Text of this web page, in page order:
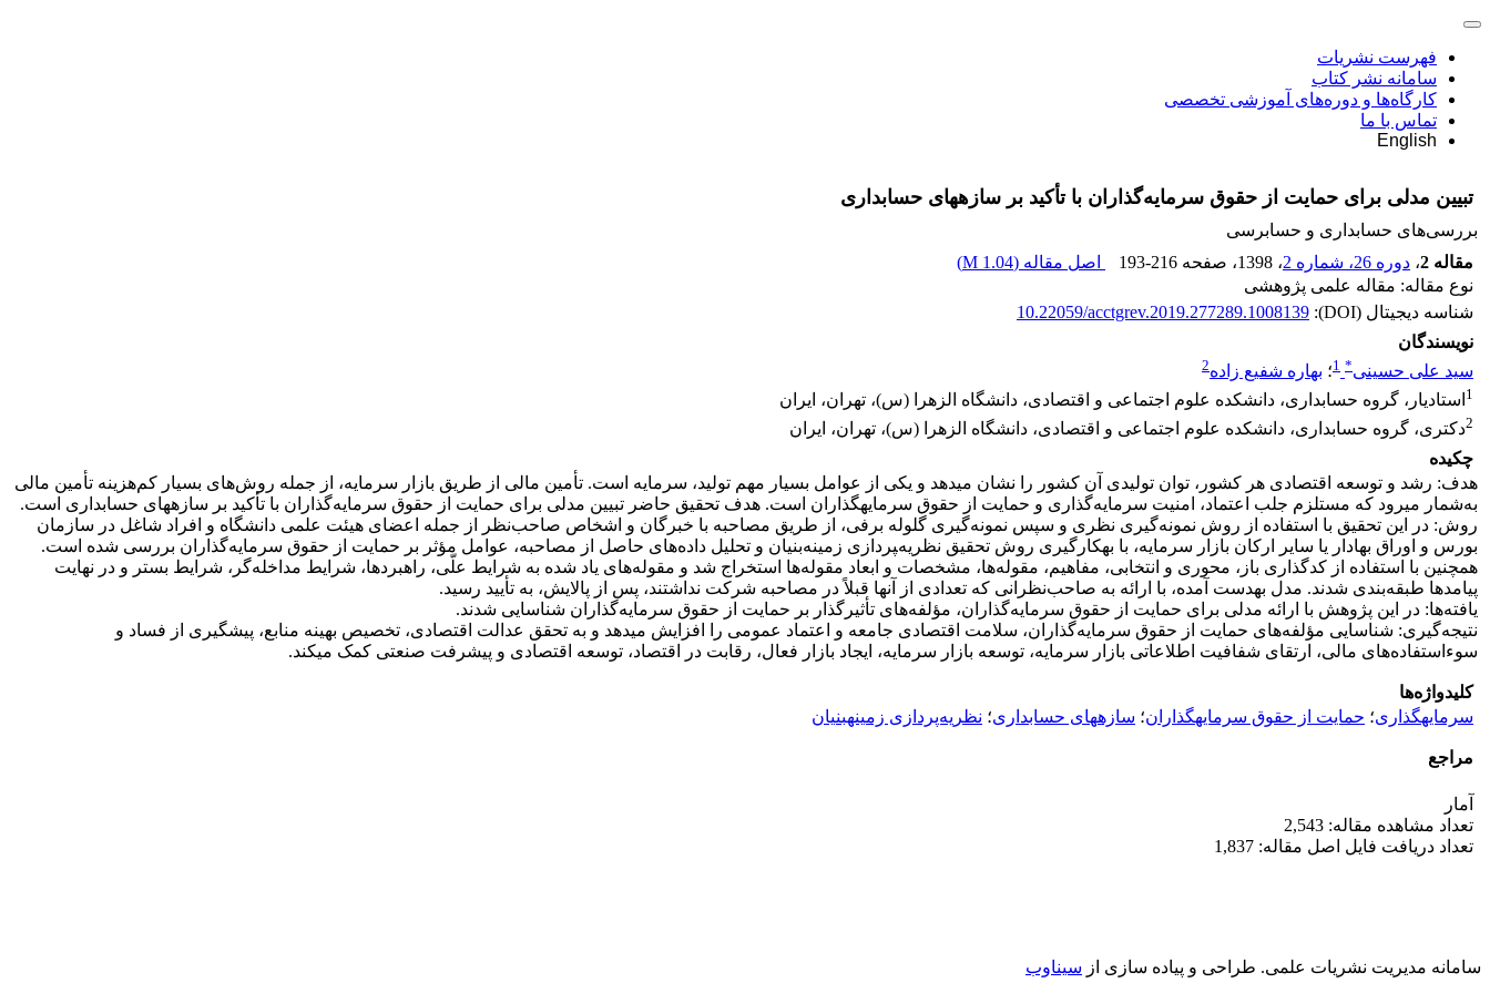
فهرست نشریات
سامانه نشر کتاب
کارگاه‌ها و دوره‌های آموزشی تخصصی
تماس با ما
English
تبیین مدلی برای حمایت از حقوق سرمایه‌گذاران با تأکید بر سازه‎های حسابداری
بررسی‏‌های حسابداری و حسابرسی
مقاله 2
، دوره 26، شماره 2 ، 1398 ، صفحه 193-216 اصل مقاله (1.04 M
)
نوع مقاله: مقاله علمی پژوهشی
شناسه دیجیتال (DOI):
10.22059/acctgrev.2019.277289.1008139
نویسندگان
سید علی حسینی*
1؛ بهاره شفیع زاده2
1 استادیار، گروه حسابداری، دانشکده علوم اجتماعی و اقتصادی، دانشگاه الزهرا (س)، تهران، ایران
2دکتری، گروه حسابداری، دانشکده علوم اجتماعی و اقتصادی، دانشگاه الزهرا (س)، تهران، ایران
چکیده
هدف: رشد و توسعه اقتصادی هر کشور، توان تولیدی آن کشور را نشان می‎دهد و یکی از عوامل بسیار مهم تولید، سرمایه است. تأمین مالی از طریق بازار سرمایه، از جمله روش‌های بسیار کم‌هزینه تأمین مالی
به‌شمار می‎رود که مستلزم جلب اعتماد، امنیت سرمایه‌گذاری و حمایت از حقوق سرمایه‎گذاران است. هدف تحقیق حاضر تبیین مدلی برای حمایت از حقوق سرمایه‌گذاران با تأکید بر سازه‎های حسابداری است.
روش: در این تحقیق با استفاده از روش نمونه‌گیری نظری و سپس نمونه‌گیری گلوله برفی، از طریق مصاحبه با خبرگان و اشخاص صاحب‌نظر از جمله اعضای هیئت علمی دانشگاه و افراد شاغل در سازمان
بورس و اوراق بهادار یا سایر ارکان بازار سرمایه، با به‎کارگیری روش تحقیق نظریه‌‍‍‍‍‍‍‍‍‍‍‍‍‍‍‍‍‍‍‍‍‍‍‍‍‍‍‍‍‍پردازی زمینه‌بنیان و تحلیل داده‌های حاصل از مصاحبه، عوامل مؤثر بر حمایت از حقوق سرمایه‌گذاران بررسی شده است.
همچنین با استفاده از کدگذاری باز، محوری و انتخابی، مفاهیم، مقوله‌ها، مشخصات و ابعاد مقوله‌ها استخراج شد و مقوله‌های یاد شده به شرایط علّی، راهبردها، شرایط مداخله‌گر، شرایط بستر و در نهایت
پیامدها طبقه‌بندی شدند. مدل به‎دست آمده، با ارائه به صاحب‌نظرانی که تعدادی از آنها قبلاً در مصاحبه شرکت نداشتند، پس از پالایش، به تأیید رسید.
یافته‌ها: در این پژوهش با ارائه مدلی برای حمایت از حقوق سرمایه‌گذاران، مؤلفه‌های تأثیرگذار بر حمایت از حقوق سرمایه‌گذاران شناسایی شدند.
نتیجه‌گیری: شناسایی مؤلفه‌های حمایت از حقوق سرمایه‌گذاران، سلامت اقتصادی جامعه و اعتماد عمومی را افزایش می‎دهد و به تحقق عدالت اقتصادی، تخصیص بهینه منابع، پیشگیری از فساد و
سوءاستفاده‌های مالی، ارتقای شفافیت اطلاعاتی بازار سرمایه، توسعه بازار سرمایه، ایجاد بازار فعال، رقابت در اقتصاد، توسعه اقتصادی و پیشرفت صنعتی کمک می‎کند.
کلیدواژه‌ها
سرمایه‎گذاری
؛ حمایت از حقوق سرمایه‎گذاران ؛ سازه‎های حسابداری ؛ نظریه‌پردازی زمینه‎بنیان
مراجع
آمار
تعداد مشاهده مقاله: 2,543
تعداد دریافت فایل اصل مقاله: 1,837
سامانه مدیریت نشریات علمی. طراحی و پیاده سازی از سیناوب